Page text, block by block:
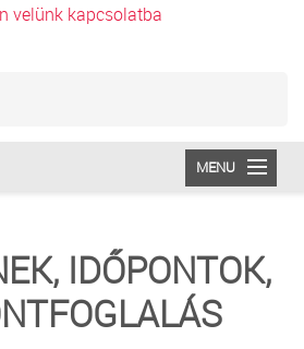
velünk kapcsolatba
MENU
IDŐPONTOK,